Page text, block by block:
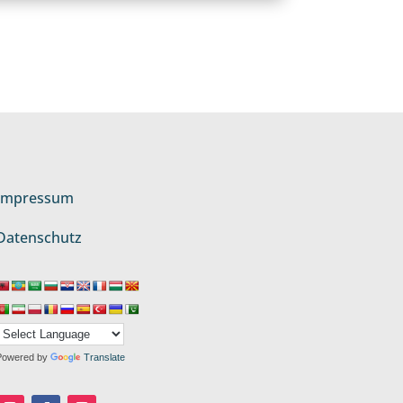
by Translate